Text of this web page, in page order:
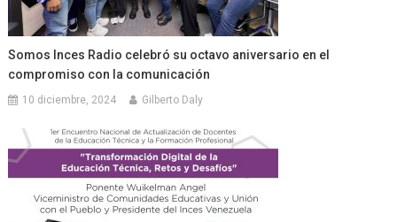
Somos Inces Radio celebró su octavo aniversario en el
compromiso con la comunicación
10 diciembre, 2024 Gilberto Daly